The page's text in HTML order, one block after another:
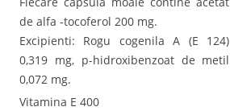
de alfa -tocoferol 200 mg.
Excipienti: Rogu cogenila A (E 124)
0,319 mg, p-hidroxibenzoat de metil
0,072 mg.
Vitamina E 400